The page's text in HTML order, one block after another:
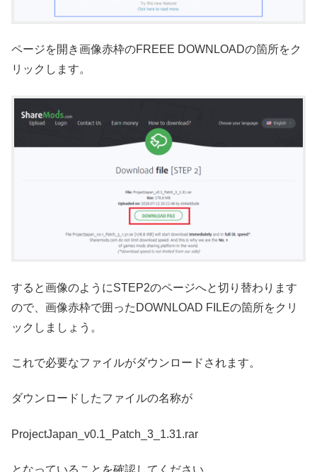
ページを開き画像赤枠のFREEE DOWNLOADの箇所をク
リックします。
すると画像のようにSTEP2のページへと切り替わります
ので、画像赤枠で囲ったDOWNLOAD FILEの箇所をクリ
ックしましょう。
これで必要なファイルがダウンロードされます。
ダウンロードしたファイルの名称が
ProjectJapan_v0.1_Patch_3_1.31.rar